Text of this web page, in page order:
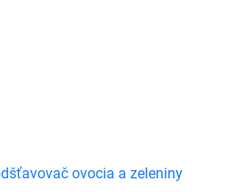
ovocia a zeleniny